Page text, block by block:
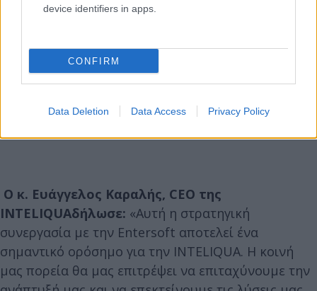
device identifiers in apps.
CONFIRM
Data Deletion Data Access Privacy Policy
Ο κ. Ευάγγελος Καραλής, CEO της
INTELIQUAδήλωσε: «Αυτή η στρατηγική
συνεργασία με την Entersoft αποτελεί ένα
σημαντικό ορόσημο για την INTELIQUA. Η κοινή
μας πορεία θα μας επιτρέψει να επιταχύνουμε την